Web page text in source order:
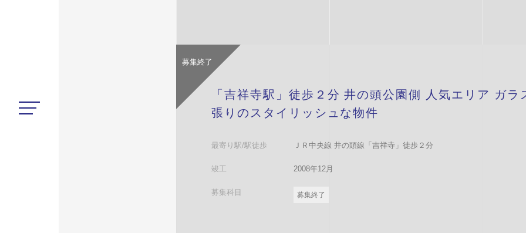
「吉祥寺駅」徒歩２分 井の頭公園側 人気エリア ガラ
張りのスタイリッシュな物件
最寄り駅/駅徒歩 ＪＲ中央線 井の頭線「吉祥寺」徒歩２分
竣工 2008年12月
募集科目 募集終了
募集終了